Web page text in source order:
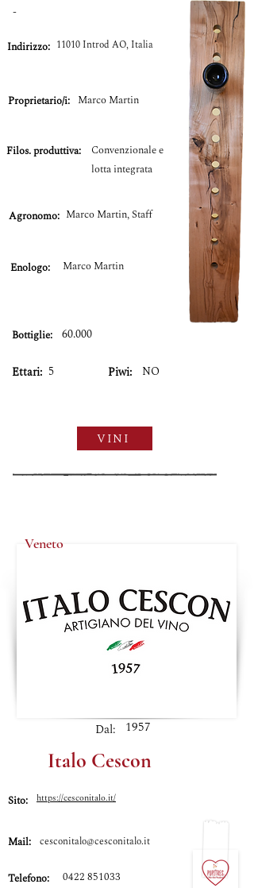
-
Marco Martin
Proprietario/i:
Indirizzo: 11010 Introd AO, Italia
Filos. produttiva:
Convenzionale e
lotta integrata
Agronomo: Marco Martin, Staff
Enologo: Marco Martin
Bottiglie: 60.000
Ettari: 5 Piwi: NO
VINI
Veneto
Dal: 1957
Italo Cescon
Sito: https://cesconitalo.it/
Mail: cesconitalo@cesconitalo.it
Telefono:
0422 851033